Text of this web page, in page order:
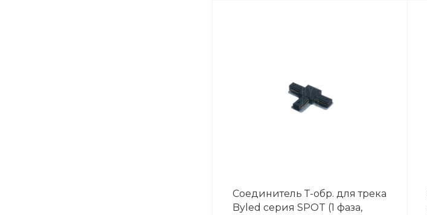
Соединитель Т-обр. для трека
Byled серия SPOT (1 фаза,